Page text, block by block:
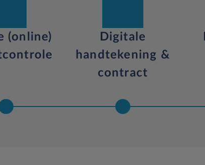
(online)
Digitale
handtekening &
contract